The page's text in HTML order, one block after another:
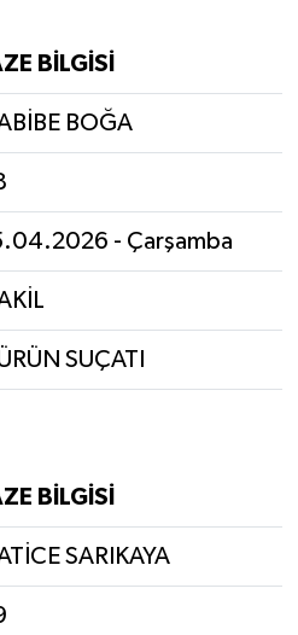
BİLGİSİ
BOĞA
- Çarşamba
SUÇATI
BİLGİSİ
SARIKAYA